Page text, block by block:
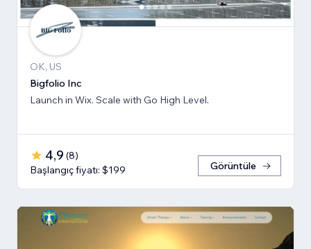
OK, US
Bigfolio Inc
Launch in Wix. Scale with Go High Level.
4,9 (8)
Başlangıç fiyatı: $199
Görüntüle